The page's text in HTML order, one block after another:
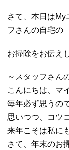
さて、本日はMy
フさんの自宅の
お掃除をお伝え
～スタッフさん
こんにちは、マ
毎年必ず思うの
思いつつ、
コツ
来年こそは私に
さて、年末のお